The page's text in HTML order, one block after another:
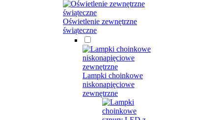
Oświetlenie zewnętrzne
świąteczne
Lampki choinkowe
niskonapięciowe
zewnętrzne